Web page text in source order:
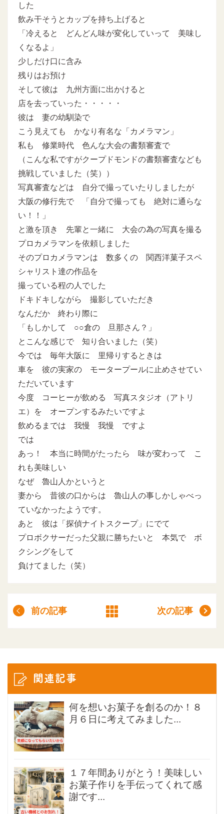
した
飲み干そうとカップを持ち上げると
「冷えると どんどん味が変化していって 美味し
くなるよ」
少しだけ口に含み
残りはお預け
そして彼は 九州方面に出かけると
店を去っていった・・・・・
彼は 妻の幼馴染で
こう見えても かなり有名な「カメラマン」
私も 修業時代 色んな大会の書類審査で
（こんな私ですがクープドモンドの書類審査なども
挑戦していました（笑））
写真審査などは 自分で撮っていたりしましたが
大阪の修行先で 「自分で撮っても 絶対に通らな
い！！」
と激を頂き 先輩と一緒に 大会の為の写真を撮る
プロカメラマンを依頼しました
そのプロカメラマンは 数多くの 関西洋菓子スペ
シャリスト達の作品を
撮っている程の人でした
ドキドキしながら 撮影していただき
なんだか 終わり際に
「もしかして ○○倉の 旦那さん？」
とこんな感じで 知り合いました（笑）
今では 毎年大阪に 里帰りするときは
車を 彼の実家の モータープールに止めさせてい
ただいています
今度 コーヒーが飲める 写真スタジオ（アトリ
エ）を オープンするみたいですよ
飲めるまでは 我慢 我慢 ですよ
では
あっ！ 本当に時間がたったら 味が変わって こ
れも美味しい
なぜ 魯山人かというと
妻から 昔彼の口からは 魯山人の事しかしゃべっ
ていなかったようです。
あと 彼は「探偵ナイトスクープ」にでて
プロボクサーだった父親に勝ちたいと 本気で ボ
クシングをして
負けてました（笑）
前の記事 次の記事
関連記事
何を想いお菓子を創るのか！８
月６日に考えてみました...
１７年間ありがとう！美味しい
お菓子作りを手伝ってくれて感
謝です...